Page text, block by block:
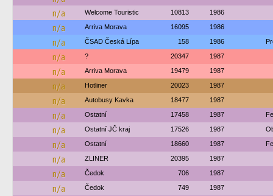
n/a Welcome Touristic 10813 1986
n/a Arriva Morava 16095 1986
n/a ČSAD Česká Lípa 158 1986
n/a ? 20347 1987
n/a Arriva Morava 19479 1987
n/a Hotliner 20023 1987
n/a Autobusy Kavka 18477 1987
n/a Ostatní 17458 1987
n/a Ostatní JČ kraj 17526 1987
n/a Ostatní 18660 1987
n/a ZLINER 20395 1987
n/a Čedok 706 1987
n/a Čedok 749 1987